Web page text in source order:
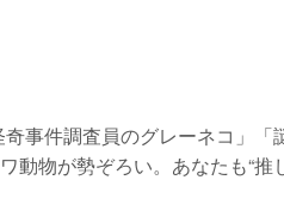
事件調査員のグレーネコ」「
動物が勢ぞろい。あなたも“推